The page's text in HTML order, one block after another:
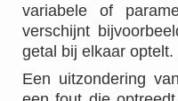
variabele of
verschijnt
getal bij elkaar optelt.
Een uitzondering